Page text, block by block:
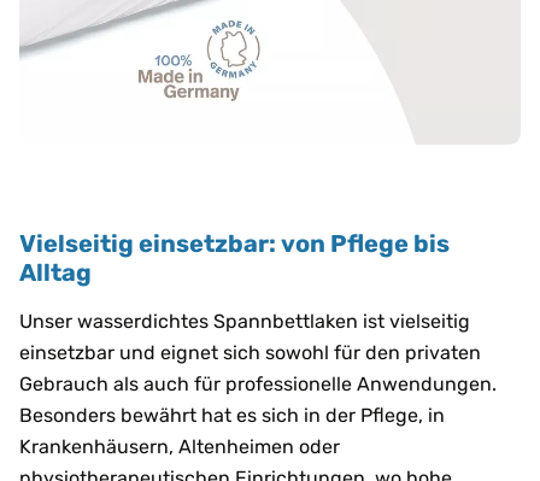
Vielseitig einsetzbar: von Pflege bis
Alltag
Unser wasserdichtes Spannbettlaken ist vielseitig
einsetzbar und eignet sich sowohl für den privaten
Gebrauch als auch für professionelle Anwendungen.
Besonders bewährt hat es sich in der Pflege, in
Krankenhäusern, Altenheimen oder